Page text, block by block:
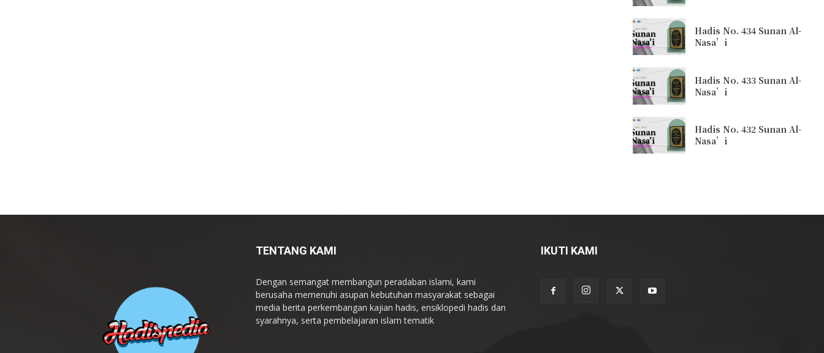
Hadis No. 434 Sunan Al-
Nasa’i
Hadis No. 433 Sunan Al-
Nasa’i
Hadis No. 432 Sunan Al-
Nasa’i
TENTANG KAMI
Dengan semangat membangun peradaban islami, kami
berusaha memenuhi asupan kebutuhan masyarakat sebagai
media berita perkembangan kajian hadis, ensiklopedi hadis dan
syarahnya, serta pembelajaran islam tematik
IKUTI KAMI